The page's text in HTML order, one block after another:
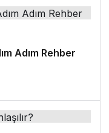
Adım Rehber